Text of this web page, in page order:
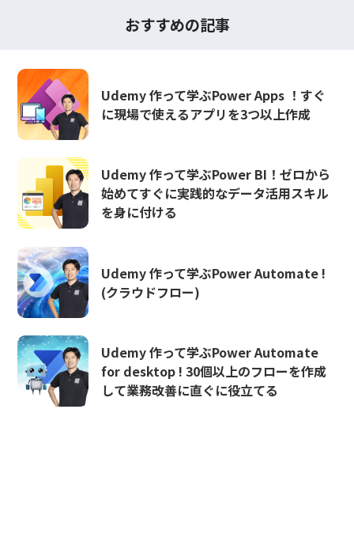
おすすめの記事
Udemy 作って学ぶPower Apps ！すぐ
に現場で使えるアプリを3つ以上作成
Udemy 作って学ぶPower BI！ゼロから
始めてすぐに実践的なデータ活用スキル
を身に付ける
Udemy 作って学ぶPower Automate !
(クラウドフロー)
Udemy 作って学ぶPower Automate
for desktop ! 30個以上のフローを作成
して業務改善に直ぐに役立てる